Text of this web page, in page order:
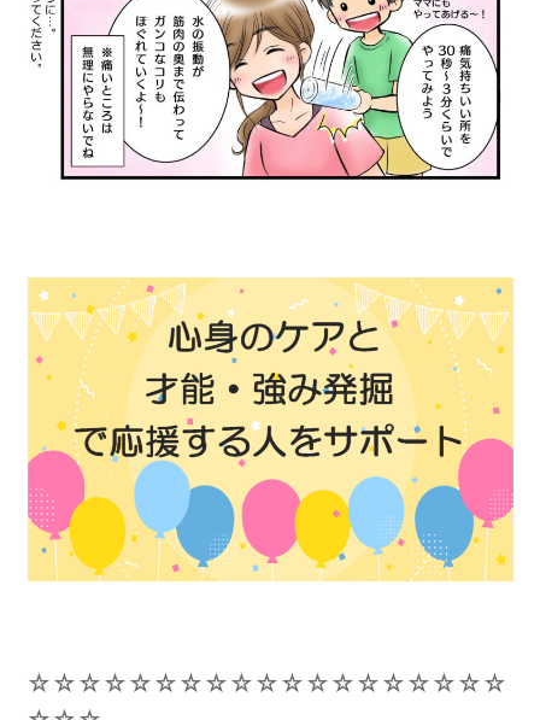
☆☆☆☆☆☆☆☆☆☆☆☆☆☆☆☆☆☆☆